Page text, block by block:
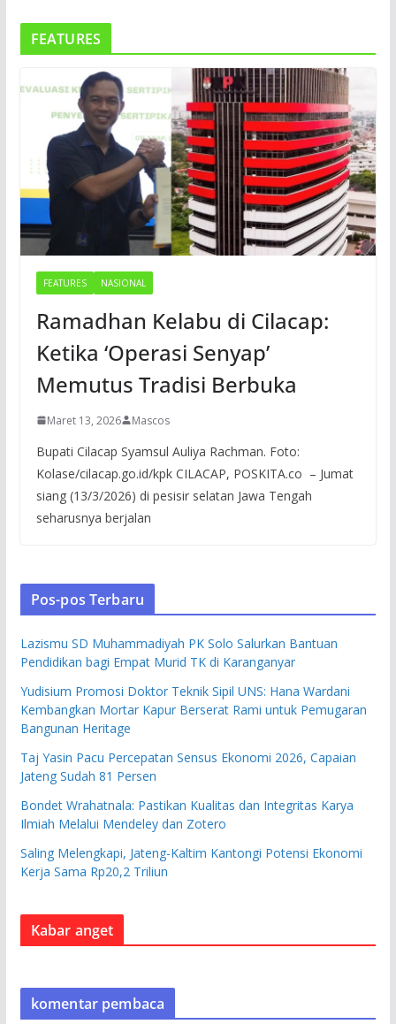
FEATURES
FEATURES NASIONAL
Ramadhan Kelabu di Cilacap:
Ketika ‘Operasi Senyap’
Memutus Tradisi Berbuka
Maret 13, 2026 Mascos
Bupati Cilacap Syamsul Auliya Rachman. Foto:
Kolase/cilacap.go.id/kpk CILACAP, POSKITA.co – Jumat
siang (13/3/2026) di pesisir selatan Jawa Tengah
seharusnya berjalan
Pos-pos Terbaru
Lazismu SD Muhammadiyah PK Solo Salurkan Bantuan
Pendidikan bagi Empat Murid TK di Karanganyar
Yudisium Promosi Doktor Teknik Sipil UNS: Hana Wardani
Kembangkan Mortar Kapur Berserat Rami untuk Pemugaran
Bangunan Heritage
Taj Yasin Pacu Percepatan Sensus Ekonomi 2026, Capaian
Jateng Sudah 81 Persen
Bondet Wrahatnala: Pastikan Kualitas dan Integritas Karya
Ilmiah Melalui Mendeley dan Zotero
Saling Melengkapi, Jateng-Kaltim Kantongi Potensi Ekonomi
Kerja Sama Rp20,2 Triliun
Kabar anget
komentar pembaca